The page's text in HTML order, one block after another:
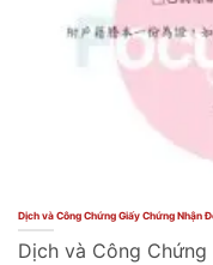
Dịch và Công Chứng Giấy Chứng Nhận
Dịch và Công